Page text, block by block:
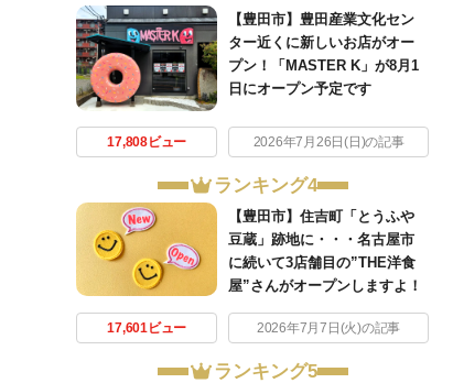
【豊田市】豊田産業文化セン
ター近くに新しいお店がオー
プン！「MASTER K」が8月1
日にオープン予定です
17,808ビュー 2026年7月26日(日)の記事
ランキング4
【豊田市】住吉町「とうふや
豆蔵」跡地に・・・名古屋市
に続いて3店舗目の”THE洋食
屋”さんがオープンしますよ！
17,601ビュー 2026年7月7日(火)の記事
ランキング5